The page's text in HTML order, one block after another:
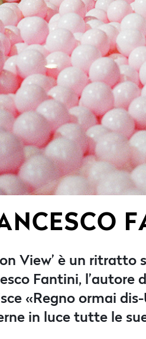
View’ è un
Fantini,
«Regno ormai
in luce tutte le